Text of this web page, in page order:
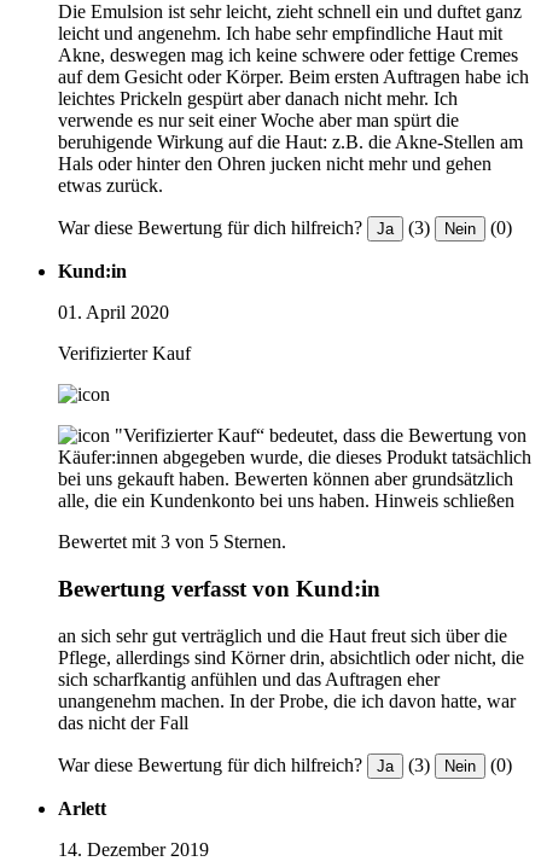
Die Emulsion ist sehr leicht, zieht schnell ein und duftet ganz
leicht und angenehm. Ich habe sehr empfindliche Haut mit
Akne, deswegen mag ich keine schwere oder fettige Cremes
auf dem Gesicht oder Körper. Beim ersten Auftragen habe ich
leichtes Prickeln gespürt aber danach nicht mehr. Ich
verwende es nur seit einer Woche aber man spürt die
beruhigende Wirkung auf die Haut: z.B. die Akne-Stellen am
Hals oder hinter den Ohren jucken nicht mehr und gehen
etwas zurück.
War diese Bewertung für dich hilfreich? Ja (3) Nein (0)
Kund:in
01. April 2020
Verifizierter Kauf
"Verifizierter Kauf“ bedeutet, dass die Bewertung von
Käufer:innen abgegeben wurde, die dieses Produkt tatsächlich
bei uns gekauft haben. Bewerten können aber grundsätzlich
alle, die ein Kundenkonto bei uns haben. Hinweis schließen
Bewertet mit 3 von 5 Sternen.
Bewertung verfasst von Kund:in
an sich sehr gut verträglich und die Haut freut sich über die
Pflege, allerdings sind Körner drin, absichtlich oder nicht, die
sich scharfkantig anfühlen und das Auftragen eher
unangenehm machen. In der Probe, die ich davon hatte, war
das nicht der Fall
War diese Bewertung für dich hilfreich? Ja (3) Nein (0)
Arlett
14. Dezember 2019